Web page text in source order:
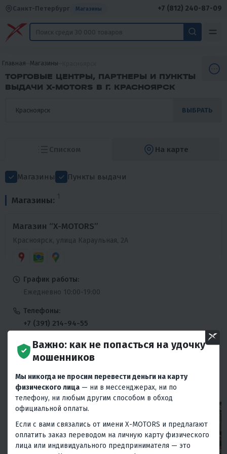
Санкт-Петербург Магазины +7 (812) 240-87-09
Главная Магазины
ТОРГОВЫЕ ЦЕНТРЫ, ПАРТНЕРЫ И ПУНКТЫ
ВЫДАЧИ X-MOTORS В Г. КРАСНОЯРСК
ВЫБРАТЬ
Списком На карте
Магазины Пункты выдачи
Магазины: 1
Магазин “X-MOTORS”
Красноярск, улица Караульная, 2А
График работы:
Ежедневно 10:00-19:00
Телефоны:
+7 (391) 214-94-55
Сервисный центр:
Пн-Пт 10:00-19:00
Важно: как не попасться на удочку
мошенников
Мы никогда не просим перевести деньги на карту
физического лица — ни в мессенджерах, ни по
телефону, ни любым другим способом в обход
официальной оплаты.
Если с вами связались от имени X-MOTORS и предлагают
оплатить заказ переводом на личную карту физического
лица или индивидуального предпринимателя — это